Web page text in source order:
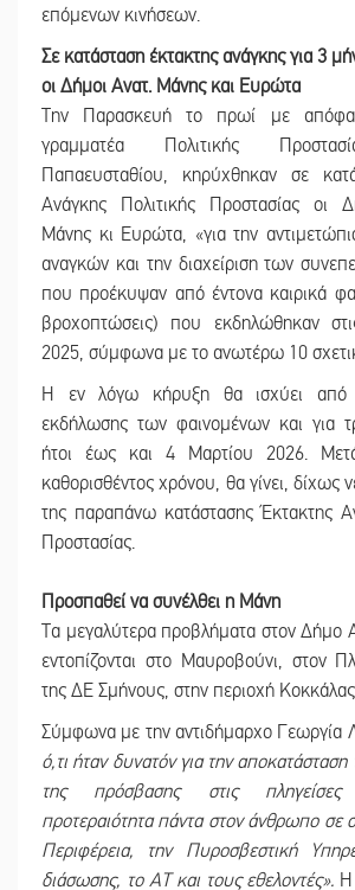
επόμενων κινήσεων.
Σε κατάσταση έκτακτης ανάγκης για 3
οι Δήμοι Ανατ. Μάνης και Ευρώτα
Την Παρασκευή το πρωί με
γραμματέα Πολιτικής
Παπαευσταθίου, κηρύχθηκαν σε
Ανάγκης Πολιτικής Προστασίας οι
Μάνης κι Ευρώτα, «για την
αναγκών και την διαχείριση των
που προέκυψαν από έντονα καιρικά
βροχοπτώσεις) που εκδηλώθηκαν
2025, σύμφωνα με το ανωτέρω 10
Η εν λόγω κήρυξη θα ισχύει από
εκδήλωσης των φαινομένων και για
ήτοι έως και 4 Μαρτίου 2026.
καθορισθέντος χρόνου, θα γίνει, δίχως
της παραπάνω κατάστασης Έκτακτης
Προστασίας.
Προσπαθεί να συνέλθει η Μάνη
Τα μεγαλύτερα προβλήματα στον Δήμο
εντοπίζονται στο Μαυροβούνι, στον
της ΔΕ Σμήνους, στην περιοχή
Σύμφωνα με την αντιδήμαρχο
ό,τι ήταν δυνατόν για την αποκατάσταση
της πρόσβασης στις
προτεραιότητα πάντα στον άνθρωπο σε
Περιφέρεια, την Πυροσβεστική
διάσωσης, το ΑΤ και τους εθελοντές». Η